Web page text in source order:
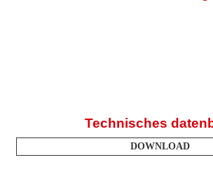
Technisches
DOWNLOAD